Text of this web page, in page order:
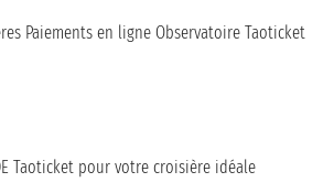
Paiements en ligne Observatoire Taoticket
Taoticket pour votre croisière idéale